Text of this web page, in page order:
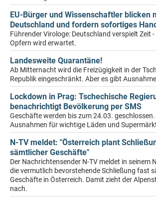
EU-Bürger und Wissenschaftler blicken
Deutschland und fordern sofortiges
Führender Virologe: Deutschland verspielt Zeit
Opfern wird erwartet.
Landesweite Quarantäne!
Ab Mitternacht wird die Freizügigkeit in der
Republik eingeschränkt. Aber es gibt
Lockdown in Prag: Tschechische
benachrichtigt Bevölkerung per SMS
Geschäfte werden bis zum 24.03.
Ausnahmen für wichtige Läden und
N-TV meldet: "Österreich plant
sämtlicher Geschäfte"
Der Nachrichtensender N-TV meldet in seinem
die vermutlich bevorstehende Schließung fast
Geschäfte in Österreich. Damit zieht der
nach.